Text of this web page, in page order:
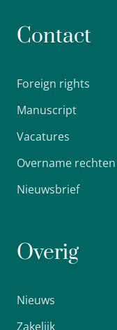
Contact
Foreign rights
Manuscript
Vacatures
Overname rechten
Nieuwsbrief
Overig
Nieuws
Zakelijk